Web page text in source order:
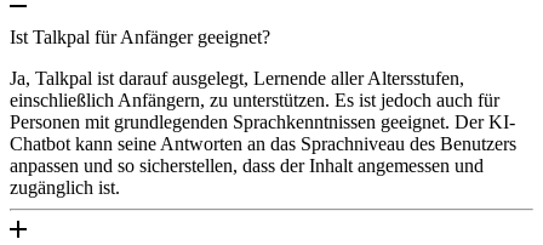
Ist Talkpal für Anfänger geeignet?
Ja, Talkpal ist darauf ausgelegt, Lernende aller Altersstufen,
einschließlich Anfängern, zu unterstützen. Es ist jedoch auch für
Personen mit grundlegenden Sprachkenntnissen geeignet. Der KI-
Chatbot kann seine Antworten an das Sprachniveau des Benutzers
anpassen und so sicherstellen, dass der Inhalt angemessen und
zugänglich ist.